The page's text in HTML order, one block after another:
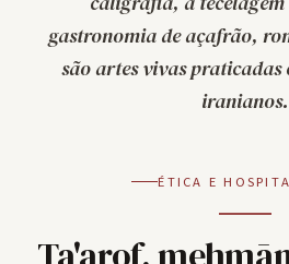
gastronomia de açafrão,
são artes vivas praticadas
iranianos.
ÉTICA E